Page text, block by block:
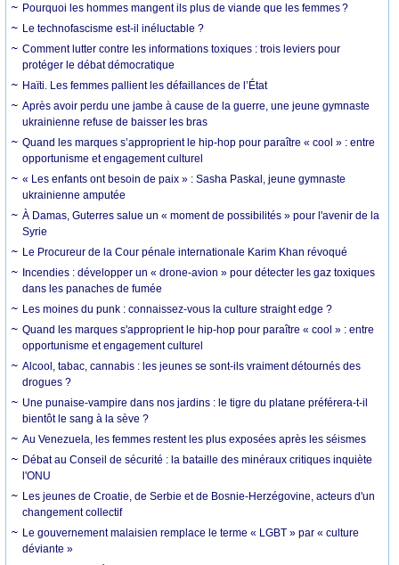
Pourquoi les hommes mangent ils plus de viande que les femmes ?
Le technofascisme est-il inéluctable ?
Comment lutter contre les informations toxiques : trois leviers pour
protéger le débat démocratique
Haïti. Les femmes pallient les défaillances de l’État
Après avoir perdu une jambe à cause de la guerre, une jeune gymnaste
ukrainienne refuse de baisser les bras
Quand les marques s’approprient le hip-hop pour paraître « cool » : entre
opportunisme et engagement culturel
« Les enfants ont besoin de paix » : Sasha Paskal, jeune gymnaste
ukrainienne amputée
À Damas, Guterres salue un « moment de possibilités » pour l'avenir de la
Syrie
Le Procureur de la Cour pénale internationale Karim Khan révoqué
Incendies : développer un « drone-avion » pour détecter les gaz toxiques
dans les panaches de fumée
Les moines du punk : connaissez-vous la culture straight edge ?
Quand les marques s'approprient le hip-hop pour paraître « cool » : entre
opportunisme et engagement culturel
Alcool, tabac, cannabis : les jeunes se sont-ils vraiment détournés des
drogues ?
Une punaise-vampire dans nos jardins : le tigre du platane préférera-t-il
bientôt le sang à la sève ?
Au Venezuela, les femmes restent les plus exposées après les séismes
Débat au Conseil de sécurité : la bataille des minéraux critiques inquiète
l'ONU
Les jeunes de Croatie, de Serbie et de Bosnie-Herzégovine, acteurs d'un
changement collectif
Le gouvernement malaisien remplace le terme « LGBT » par « culture
déviante »